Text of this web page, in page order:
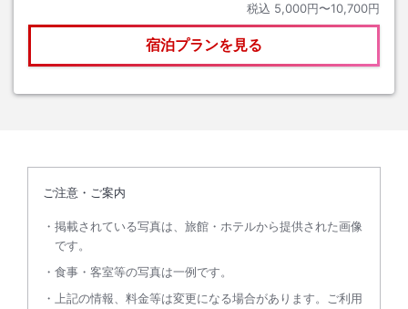
税込 5,000円〜10,700円
宿泊プランを見る
ご注意・ご案内
掲載されている写真は、旅館・ホテルから提供された画像
です。
食事・客室等の写真は一例です。
上記の情報、料金等は変更になる場合があります。ご利用